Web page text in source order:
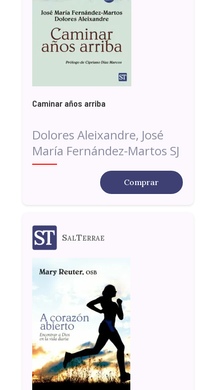
Caminar años arriba
Dolores Aleixandre, José
María Fernández-Martos SJ
Comprar
SalTerrae